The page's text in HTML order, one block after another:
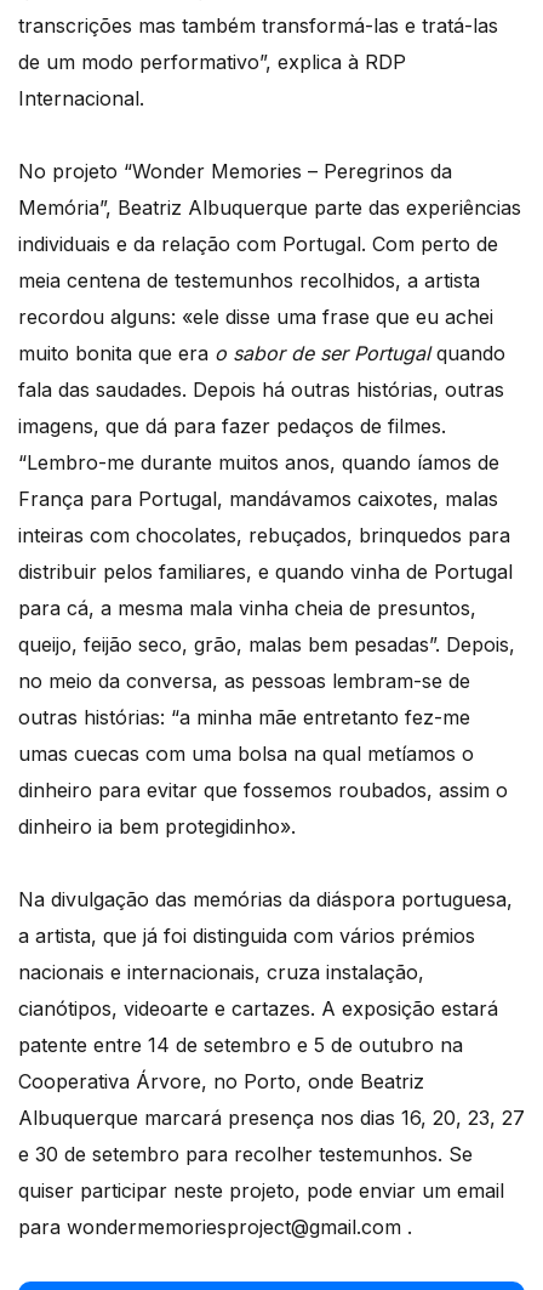
transcrições mas também transformá-las e tratá-las
de um modo performativo”, explica à RDP
Internacional.
No projeto “Wonder Memories – Peregrinos da
Memória”, Beatriz Albuquerque parte das experiências
individuais e da relação com Portugal. Com perto de
meia centena de testemunhos recolhidos, a artista
recordou alguns: «ele disse uma frase que eu achei
muito bonita que era o sabor de ser Portugalquando
fala das saudades. Depois há outras histórias, outras
imagens, que dá para fazer pedaços de filmes.
“Lembro-me durante muitos anos, quando íamos de
França para Portugal, mandávamos caixotes, malas
inteiras com chocolates, rebuçados, brinquedos para
distribuir pelos familiares, e quando vinha de Portugal
para cá, a mesma mala vinha cheia de presuntos,
queijo, feijão seco, grão, malas bem pesadas”. Depois,
no meio da conversa, as pessoas lembram-se de
outras histórias: “a minha mãe entretanto fez-me
umas cuecas com uma bolsa na qual metíamos o
dinheiro para evitar que fossemos roubados, assim o
dinheiro ia bem protegidinho».
Na divulgação das memórias da diáspora portuguesa,
a artista, que já foi distinguida com vários prémios
nacionais e internacionais, cruza instalação,
cianótipos, videoarte e cartazes. A exposição estará
patente entre 14 de setembro e 5 de outubro na
Cooperativa Árvore, no Porto, onde Beatriz
Albuquerque marcará presença nos dias 16, 20, 23, 27
e 30 de setembro para recolher testemunhos. Se
quiser participar neste projeto, pode enviar um email
para wondermemoriesproject@gmail.com .